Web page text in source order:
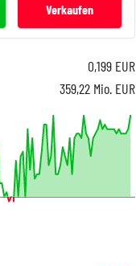
Verkaufen
0,199 EUR
359,22 Mio. EUR